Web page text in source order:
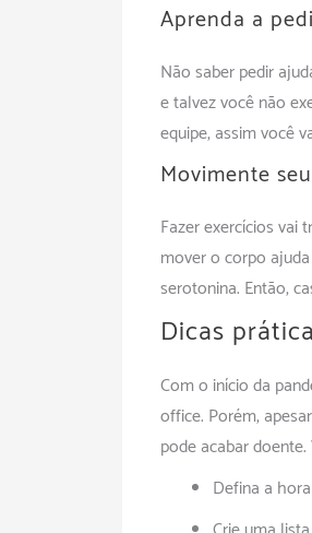
Aprenda a
Não saber pedir
e talvez você não
equipe, assim você
Movimente
Fazer exercícios vai
mover o corpo
serotonina. Então,
Dicas
Com o início da
office. Porém,
pode acabar
Defina a